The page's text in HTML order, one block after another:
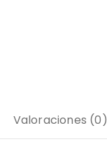
Valoraciones (0)